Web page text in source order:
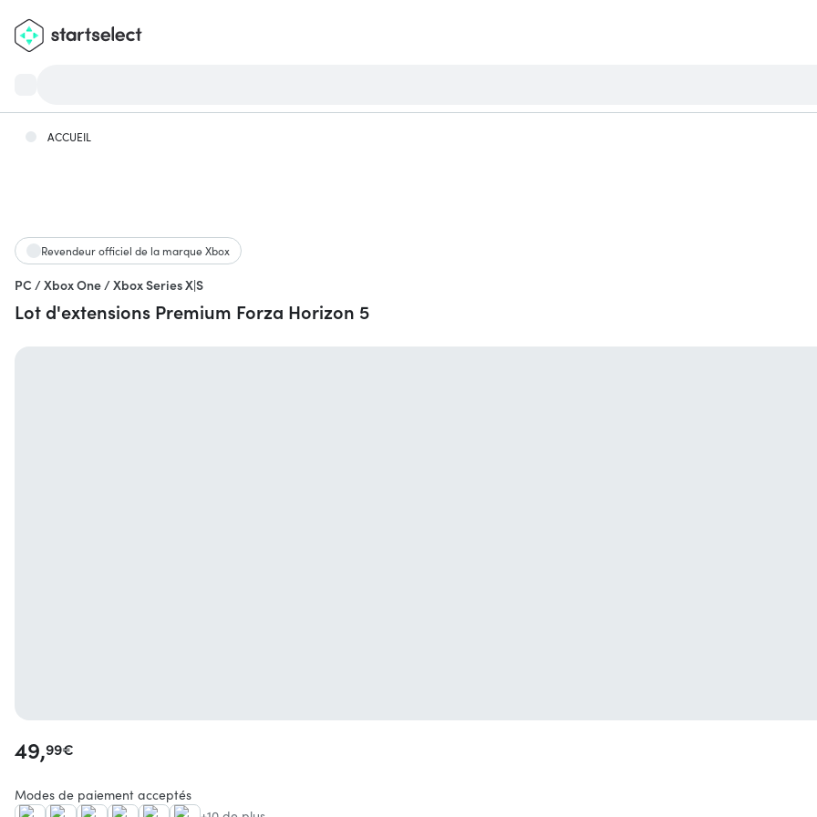
ACCUEIL
Revendeur officiel de la marque Xbox
PC / Xbox One / Xbox Series X|S
Lot d'extensions Premium Forza Horizon 5
49,99€
Modes de paiement acceptés